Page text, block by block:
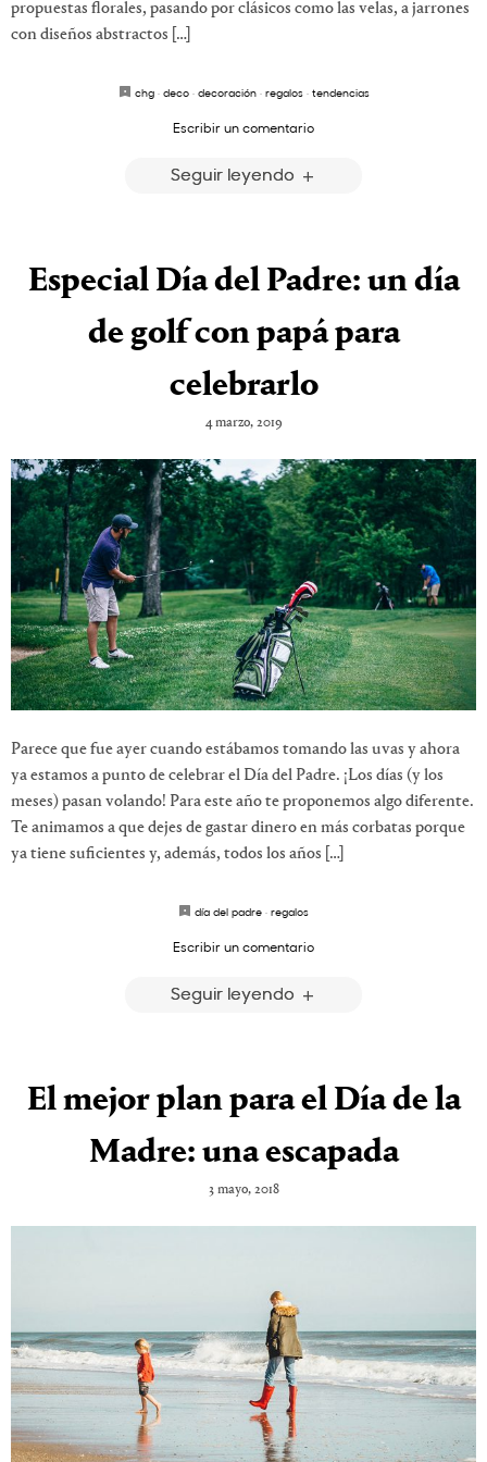
propuestas florales, pasando por clásicos como las velas, a jarrones
con diseños abstractos […]
chg· deco· decoración· regalos· tendencias
Escribir un comentario
Seguir leyendo
Especial Día del Padre: un día
de golf con papá para
celebrarlo
4 marzo, 2019
Parece que fue ayer cuando estábamos tomando las uvas y ahora
ya estamos a punto de celebrar el Día del Padre. ¡Los días (y los
meses) pasan volando! Para este año te proponemos algo diferente.
Te animamos a que dejes de gastar dinero en más corbatas porque
ya tiene suficientes y, además, todos los años […]
día del padre · regalos
Escribir un comentario
Seguir leyendo
El mejor plan para el Día de la
Madre: una escapada
3 mayo, 2018